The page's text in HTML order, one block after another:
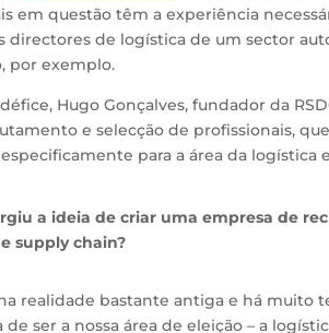
em questão têm a experiência
directores de logística de um sector
por exemplo.
Hugo Gonçalves, fundador da
e selecção de profissionais,
para a área da logística
a ideia de criar uma empresa de
supply chain?
realidade bastante antiga e há muito
ser a nossa área de eleição – a